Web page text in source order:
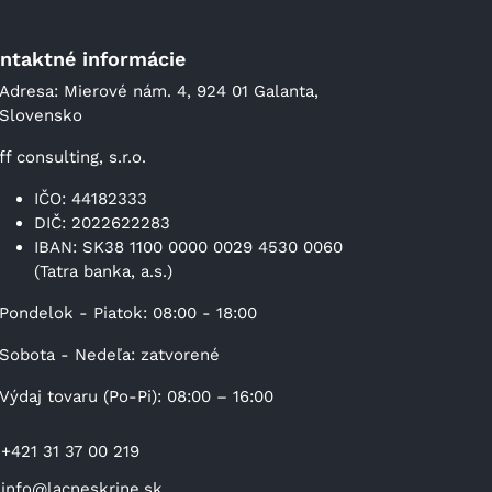
informácie
Adresa: Mierové nám. 4, 924 01 Galanta,
Slovensko
ff consulting, s.r.o.
IČO: 44182333
DIČ: 2022622283
IBAN: SK38 1100 0000 0029 4530 0060
(Tatra banka, a.s.)
Pondelok - Piatok: 08:00 - 18:00
Sobota - Nedeľa: zatvorené
Výdaj tovaru (Po-Pi): 08:00 – 16:00
+421 31 37 00 219